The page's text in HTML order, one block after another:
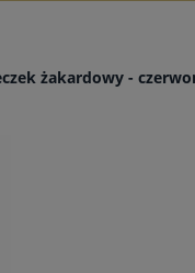
żakardowy -